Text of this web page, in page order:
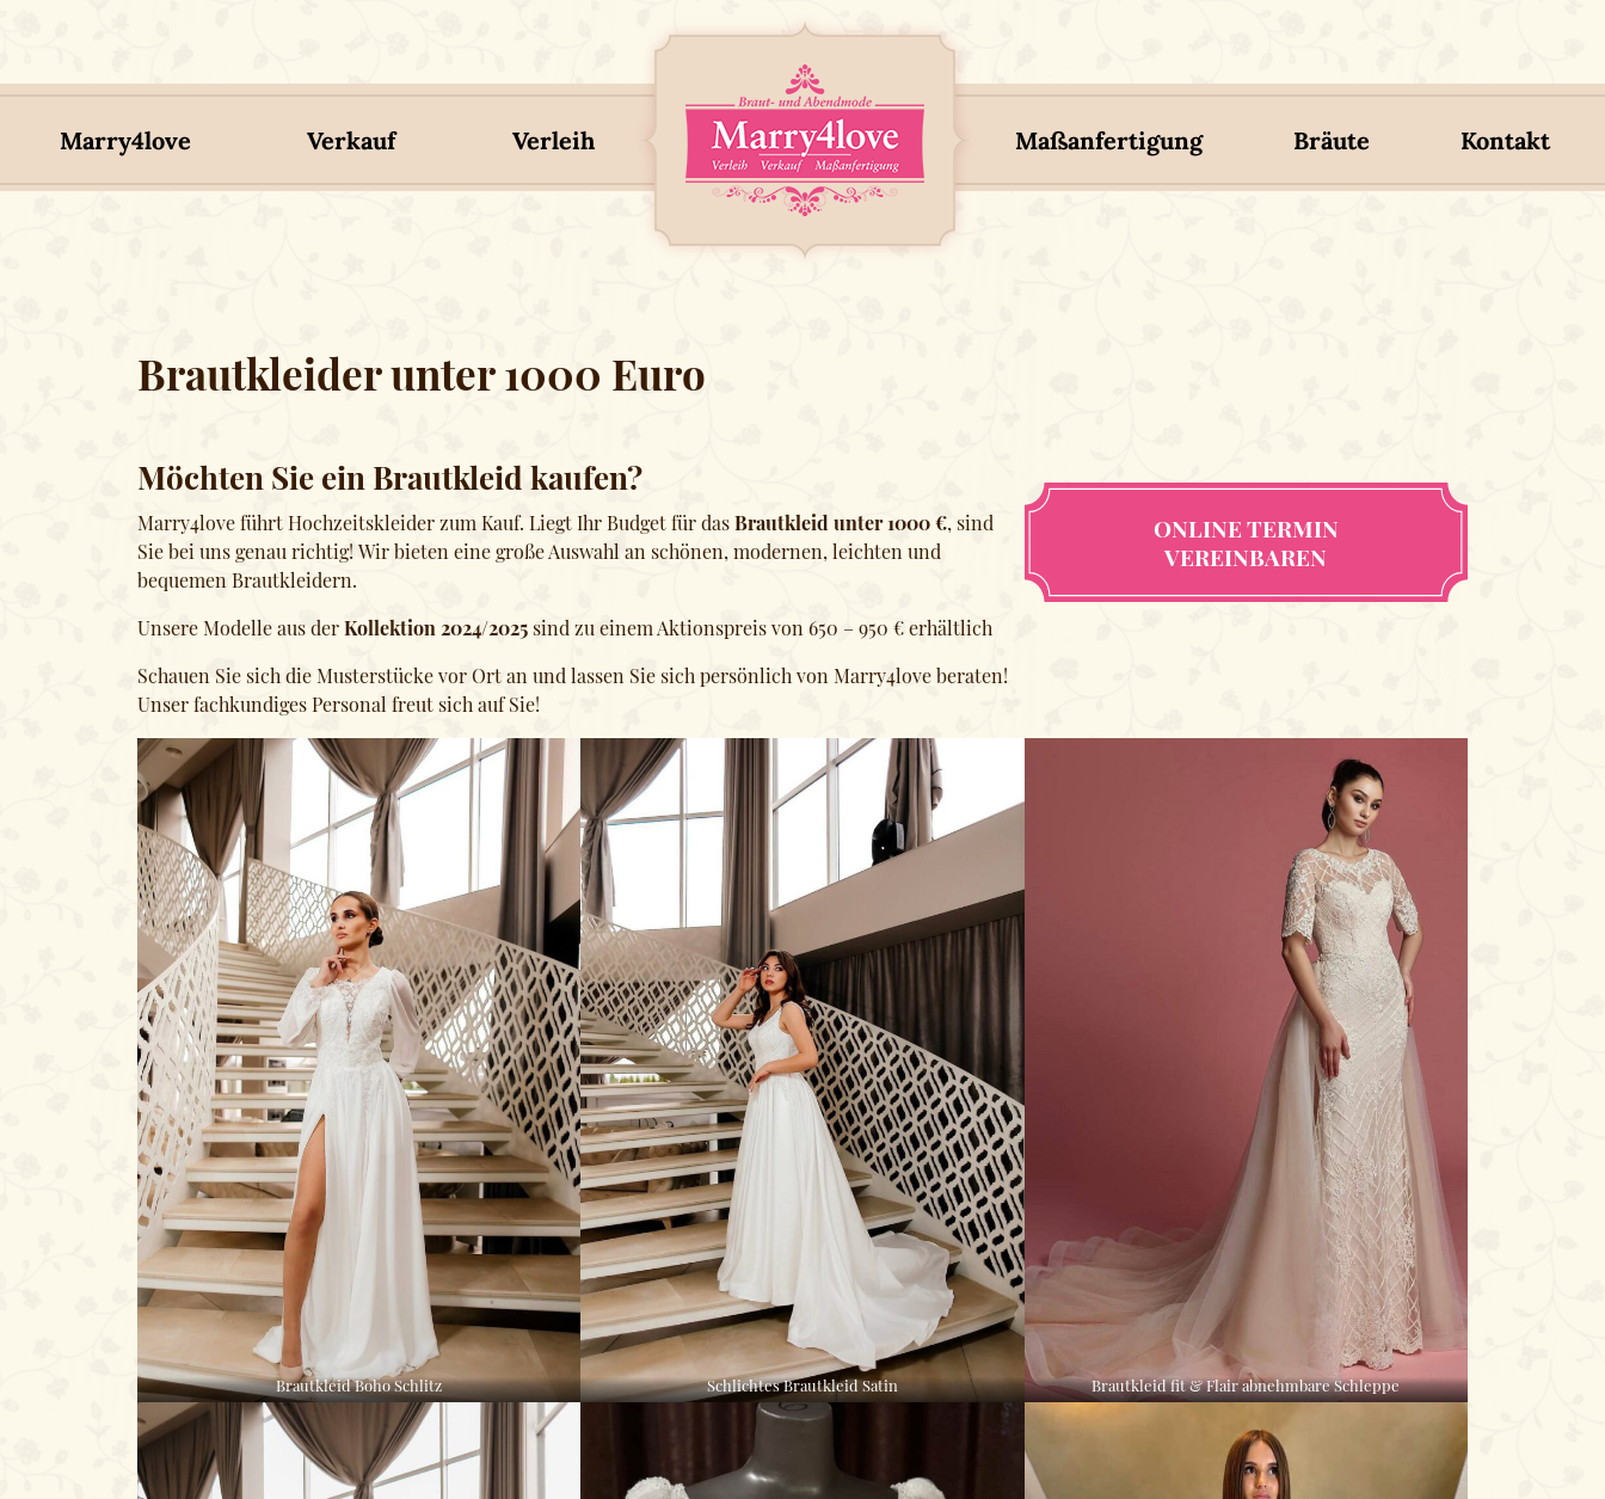
Marry4love Verkauf Verleih Maßanfertigung Bräute Kontakt
Brautkleider unter 1000 Euro
Möchten Sie ein Brautkleid kaufen?
Marry4love führt Hochzeitskleider zum Kauf. Liegt Ihr Budget für dasBrautkleid unter 1000 €, sind
Sie bei uns genau richtig! Wir bieten eine große Auswahl an schönen, modernen, leichten und
bequemen Brautkleidern.
Unsere Modelle aus derKollektion 2024/2025 sind zu einem Aktionspreis von 650 – 950 € erhältlich
Schauen Sie sich die Musterstücke vor Ort an und lassen Sie sich persönlich von Marry4love beraten!
Unser fachkundiges Personal freut sich auf Sie!
ONLINE TERMIN
VEREINBAREN
Brautkleid Boho Schlitz Schlichtes Brautkleid Satin Brautkleid fit & Flair abnehmbare Schleppe